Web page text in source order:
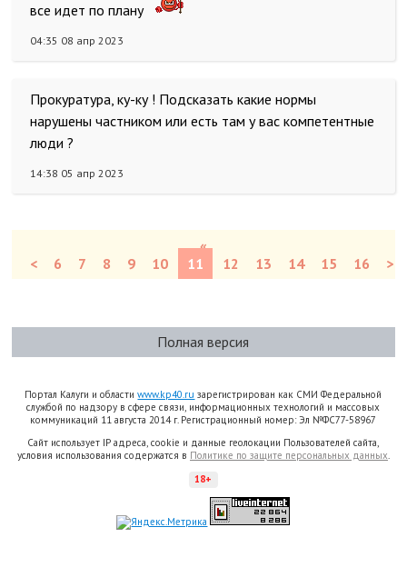
все идет по плану
04:35 08 апр 2023
Прокуратура, ку-ку ! Подсказать какие нормы
нарушены частником или есть там у вас компетентные
люди ?
14:38 05 апр 2023
«
<
6 7 8 9 10 11 12 13 14 15 16 >
Полная версия
Портал Калуги и областиwww.kp40.ru зарегистрирован как СМИ Федеральной
службой по надзору в сфере связи, информационных технологий и массовых
коммуникаций 11 августа 2014 г. Регистрационный номер: Эл №ФС77-58967
Сайт использует IP адреса, cookie и данные геолокации Пользователей сайта,
условия использования содержатся в Политике по защите персональных данных.
18+